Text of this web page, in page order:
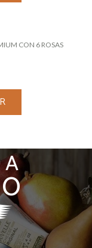
CON 6 ROSAS